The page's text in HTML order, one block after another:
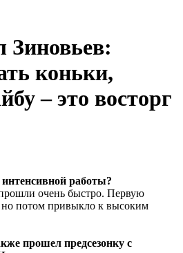
коньки,
– это восторг
работы?
очень быстро. Первую
но потом привыкло к высоким
прошел предсезонку с